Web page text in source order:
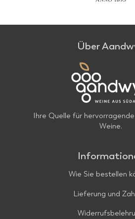
Über
Ihre Quelle für
Weine.
Wie Sie bestellen
Lieferung und